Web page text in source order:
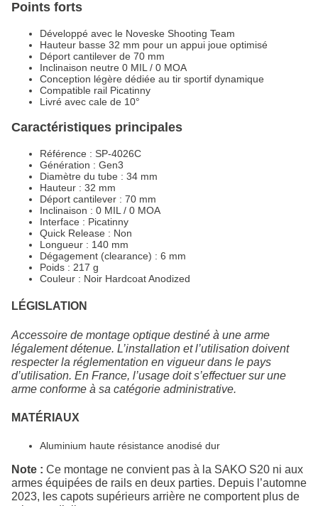
Points forts
Développé avec le Noveske Shooting Team
Hauteur basse 32 mm pour un appui joue optimisé
Déport cantilever de 70 mm
Inclinaison neutre 0 MIL / 0 MOA
Conception légère dédiée au tir sportif dynamique
Compatible rail Picatinny
Livré avec cale de 10°
Caractéristiques principales
Référence : SP-4026C
Génération : Gen3
Diamètre du tube : 34 mm
Hauteur : 32 mm
Déport cantilever : 70 mm
Inclinaison : 0 MIL / 0 MOA
Interface : Picatinny
Quick Release : Non
Longueur : 140 mm
Dégagement (clearance) : 6 mm
Poids : 217 g
Couleur : Noir Hardcoat Anodized
LÉGISLATION
Accessoire de montage optique destiné à une arme
légalement détenue. L’installation et l’utilisation doivent
respecter la réglementation en vigueur dans le pays
d’utilisation. En France, l’usage doit s’effectuer sur une
arme conforme à sa catégorie administrative.
MATÉRIAUX
Aluminium haute résistance anodisé dur
Note : Ce montage ne convient pas à la SAKO S20 ni aux
armes équipées de rails en deux parties. Depuis l’automne
2023, les capots supérieurs arrière ne comportent plus de